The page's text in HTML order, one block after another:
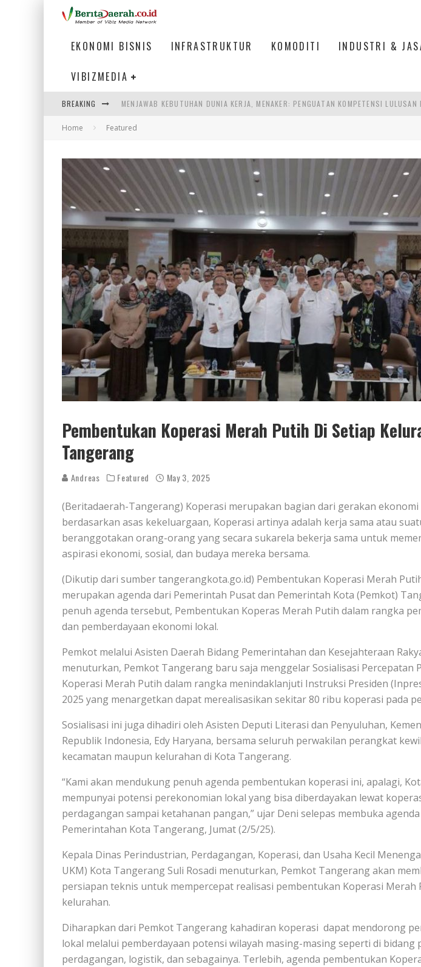
EKONOMI BISNIS INFRASTRUKTUR KOMODITI INDUSTRI &
VIBIZMEDIA
BREAKING
MENJAWAB KEBUTUHAN DUNIA KERJA, MENAKER: PENGUATAN KOMPETENSI
SUMATERA SEBAGAI MOTOR UTAMA INDUSTRI KEHUTANAN INDONESIA
Home Featured
Pembentukan Koperasi Merah Putih Di Setiap
Tangerang
Andreas Featured May 3, 2025
(Beritadaerah-Tangerang) Koperasi merupakan bagian dari gerakan
berdasarkan asas kekeluargaan, Koperasi artinya adalah kerja sama atau
beranggotakan orang-orang yang secara sukarela bekerja sama untuk
aspirasi ekonomi, sosial, dan budaya mereka bersama.
(Dikutip dari sumber tangerangkota.go.id) Pembentukan Koperasi Merah
merupakan agenda dari Pemerintah Pusat dan Pemerintah Kota (Pemkot)
penuh agenda tersebut, Pembentukan Koperas Merah Putih dalam rangka
dan pemberdayaan ekonomi lokal.
Pemkot melalui Asisten Daerah Bidang Pemerintahan dan Kesejahteraan
menuturkan, Pemkot Tangerang baru saja menggelar Sosialisasi Percepatan
Koperasi Merah Putih dalam rangka menindaklanjuti Instruksi Presiden
2025 yang menargetkan dapat merealisasikan sekitar 80 ribu koperasi pada
Sosialisasi ini juga dihadiri oleh Asisten Deputi Literasi dan Penyuluhan,
Republik Indonesia, Edy Haryana, bersama seluruh perwakilan perangkat
kecamatan maupun kelurahan di Kota Tangerang.
“Kami akan mendukung penuh agenda pembentukan koperasi ini, apalagi,
mempunyai potensi perekonomian lokal yang bisa diberdayakan lewat
perdagangan sampai ketahanan pangan,” ujar Deni selepas membuka
Pemerintahan Kota Tangerang, Jumat (2/5/25).
Kepala Dinas Perindustrian, Perdagangan, Koperasi, dan Usaha Kecil
UKM) Kota Tangerang Suli Rosadi menuturkan, Pemkot Tangerang akan
persiapan teknis untuk mempercepat realisasi pembentukan Koperasi Merah
kelurahan.
Diharapkan dari Pemkot Tangerang kahadiran koperasi dapat mendorong
lokal melalui pemberdayaan potensi wilayah masing-masing seperti di bidang
perdagangan, logistik, dan sebagainya. Terlebih, agenda pembentukan